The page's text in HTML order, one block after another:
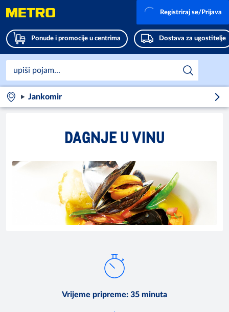
Ponude i promocije u centrima Dostava za ugostitelje
Registriraj se/Prijava
Jankomir
DAGNJE U VINU
Vrijeme pripreme: 35 minuta